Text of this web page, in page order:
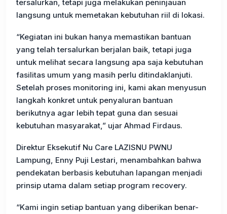
tersalurkan, tetapi juga melakukan peninjauan
langsung untuk memetakan kebutuhan riil di lokasi.
“Kegiatan ini bukan hanya memastikan bantuan
yang telah tersalurkan berjalan baik, tetapi juga
untuk melihat secara langsung apa saja kebutuhan
fasilitas umum yang masih perlu ditindaklanjuti.
Setelah proses monitoring ini, kami akan menyusun
langkah konkret untuk penyaluran bantuan
berikutnya agar lebih tepat guna dan sesuai
kebutuhan masyarakat,” ujar Ahmad Firdaus.
Direktur Eksekutif Nu Care LAZISNU PWNU
Lampung, Enny Puji Lestari, menambahkan bahwa
pendekatan berbasis kebutuhan lapangan menjadi
prinsip utama dalam setiap program recovery.
“Kami ingin setiap bantuan yang diberikan benar-